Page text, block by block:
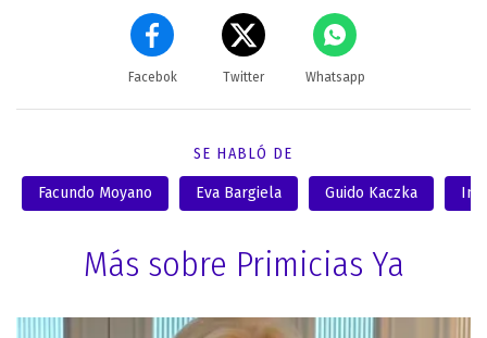
Facebok Twitter Whatsapp
SE HABLÓ DE
Facundo Moyano Eva Bargiela Guido Kaczka
Más sobre Primicias Ya